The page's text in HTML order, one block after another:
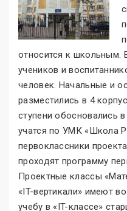
относится к школьным.
учеников и
человек. Начальные и
разместились в 4
ступени обосновались
учатся по УМК «Школа
первоклассники
проходят программу
Проектные классы
«IT-вертикали» имеют
учебу в «IT-классе»